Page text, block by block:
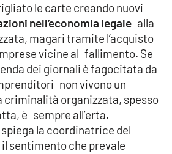
le carte creando nuovi
nell’economia legale alla
magari tramite l’acquisto
vicine al fallimento. Se
dei giornali è fagocitata da
non vivono un
criminalità organizzata, spesso
è sempre all’erta.
spiega la coordinatrice del
sentimento che prevale